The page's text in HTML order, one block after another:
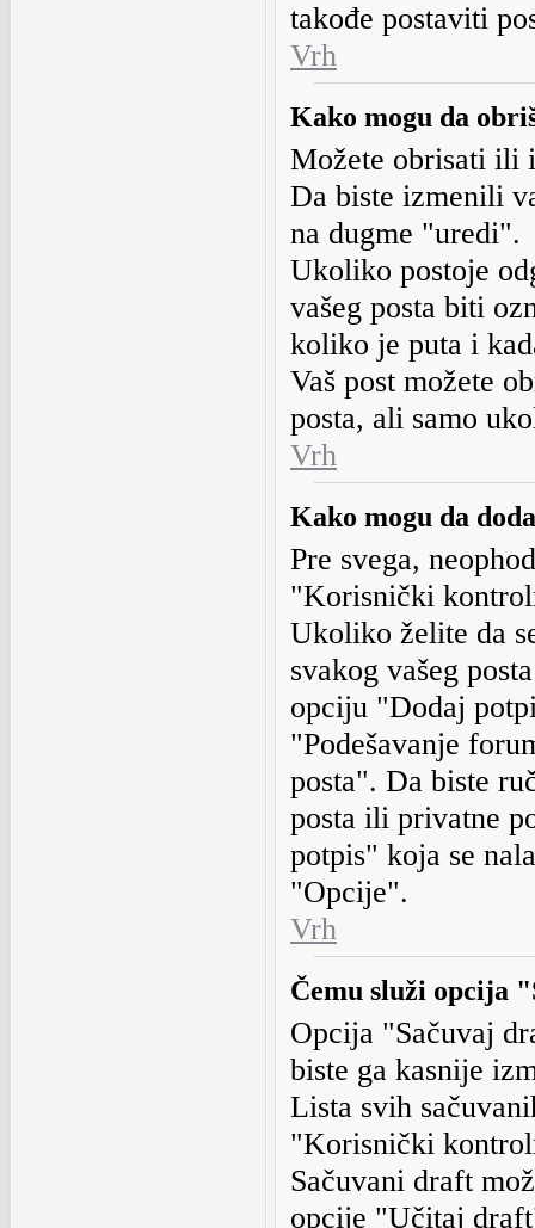
takođe postaviti
Vrh
Kako mogu da
Možete obrisati ili
Da biste izmenili
na dugme "uredi".
Ukoliko postoje
vašeg posta biti
koliko je puta i
Vaš post možete
posta, ali samo
Vrh
Kako mogu da
Pre svega,
"Korisnički
Ukoliko želite da
svakog vašeg
opciju "Dodaj
"Podešavanje
posta". Da biste
posta ili privatne
potpis" koja se
"Opcije".
Vrh
Čemu služi opcija
Opcija "Sačuvaj
biste ga kasnije
Lista svih
"Korisnički
Sačuvani draft
opcije "Učitaj